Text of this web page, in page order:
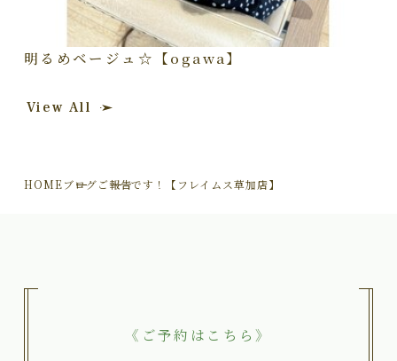
明るめベージュ☆【ogawa】
View All
HOMEブログご報告です！【フレイムス草加店】
《ご予約はこちら》